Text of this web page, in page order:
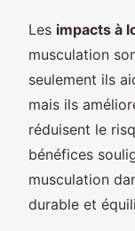
Les impacts à
musculation
seulement ils
mais ils
réduisent le
bénéfices
musculation
durable et